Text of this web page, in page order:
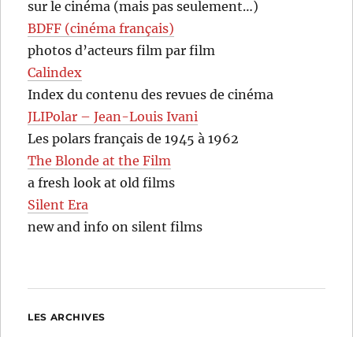
sur le cinéma (mais pas seulement…)
BDFF (cinéma français)
photos d’acteurs film par film
Calindex
Index du contenu des revues de cinéma
JLIPolar – Jean-Louis Ivani
Les polars français de 1945 à 1962
The Blonde at the Film
a fresh look at old films
Silent Era
new and info on silent films
LES ARCHIVES